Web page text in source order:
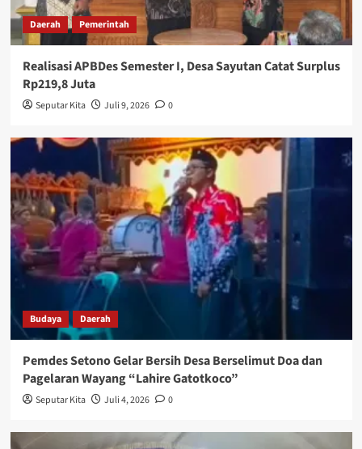
Daerah Pemerintah
Realisasi APBDes Semester I, Desa Sayutan Catat Surplus
Rp219,8 Juta
Seputar Kita Juli 9, 2026 0
Budaya Daerah
Pemdes Setono Gelar Bersih Desa Berselimut Doa dan
Pagelaran Wayang “Lahire Gatotkoco”
Seputar Kita Juli 4, 2026 0